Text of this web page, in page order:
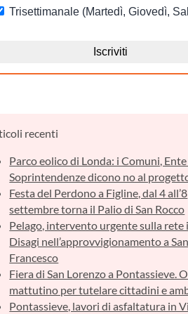
recenti
Parco eolico di Londa: i Comuni,
Soprintendenze dicono no al
Festa del Perdono a Figline, dal 4 all’8
settembre torna il Palio di San Rocco
Pelago, intervento urgente sulla rete
Disagi nell’approvvigionamento a San
Francesco
Fiera di San Lorenzo a Pontassieve.
mattutino per tutelare cittadini e
Pontassieve, lavori di asfaltatura in